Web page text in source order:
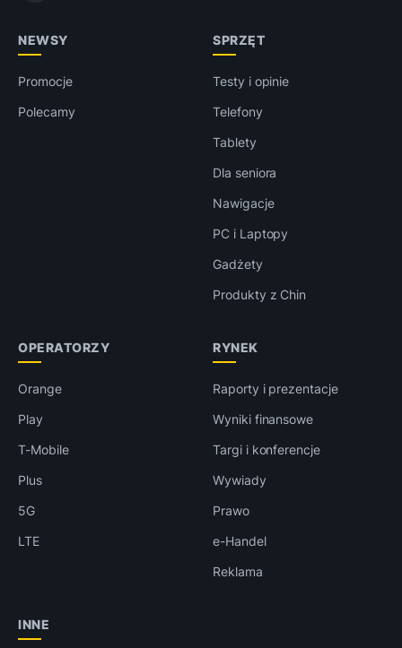
NEWSY
Promocje
Polecamy
SPRZĘT
Testy i opinie
Telefony
Tablety
Dla seniora
Nawigacje
PC i Laptopy
Gadżety
Produkty z Chin
OPERATORZY
Orange
Play
T-Mobile
Plus
5G
LTE
RYNEK
Raporty i prezentacje
Wyniki finansowe
Targi i konferencje
Wywiady
Prawo
e-Handel
Reklama
INNE